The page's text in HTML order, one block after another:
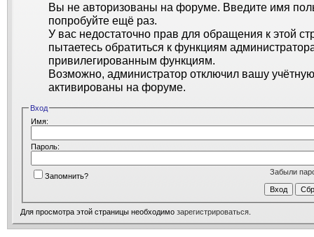
Вы не авторизованы на форуме. Введите имя
попробуйте ещё раз.
У вас недостаточно прав для обращения к этой
пытаетесь обратиться к функциям
привилегированным функциям.
Возможно, администратор отключил вашу
активированы на форуме.
Вход
Имя:
Пароль:
Забыли
Запомнить?
Для просмотра этой страницы необходимо зарегистрироваться